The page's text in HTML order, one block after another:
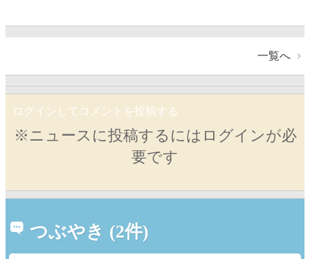
一覧へ
ログインしてコメントを投稿する
※ニュースに投稿するにはログインが必
要です
つぶやき (2件)